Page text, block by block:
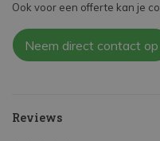
Ook voor een offerte kan je
Neem direct contact op
Reviews